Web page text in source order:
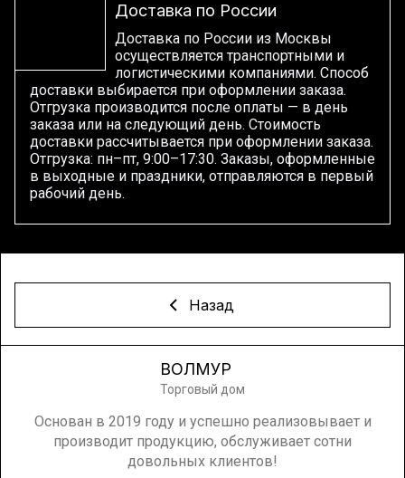
Доставка по России
Доставка по России из Москвы
осуществляется транспортными и
логистическими компаниями. Способ
доставки выбирается при оформлении заказа.
Отгрузка производится после оплаты — в день
заказа или на следующий день. Стоимость
доставки рассчитывается при оформлении заказа.
Отгрузка: пн–пт, 9:00–17:30. Заказы, оформленные
в выходные и праздники, отправляются в первый
рабочий день.
Назад
ВОЛМУР
Торговый дом
Основан в 2019 году и успешно реализовывает и
производит продукцию, обслуживает сотни
довольных клиентов!